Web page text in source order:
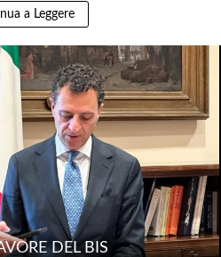
a Leggere
DEL BIS